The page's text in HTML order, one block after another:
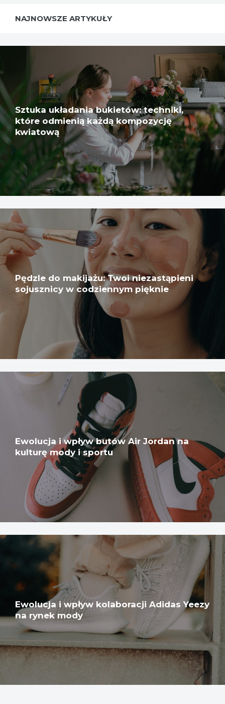
NAJNOWSZE ARTYKUŁY
Sztuka układania bukietów: techniki,
które odmienią każdą kompozycję
kwiatową
Pędzle do makijażu: Twoi niezastąpieni
sojusznicy w codziennym pięknie
Ewolucja i wpływ butów Air Jordan na
kulturę mody i sportu
Ewolucja i wpływ kolaboracji Adidas Yeezy
na rynek mody